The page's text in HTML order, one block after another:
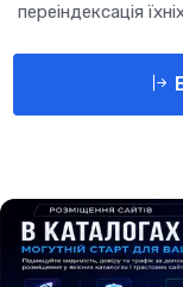
переіндексація